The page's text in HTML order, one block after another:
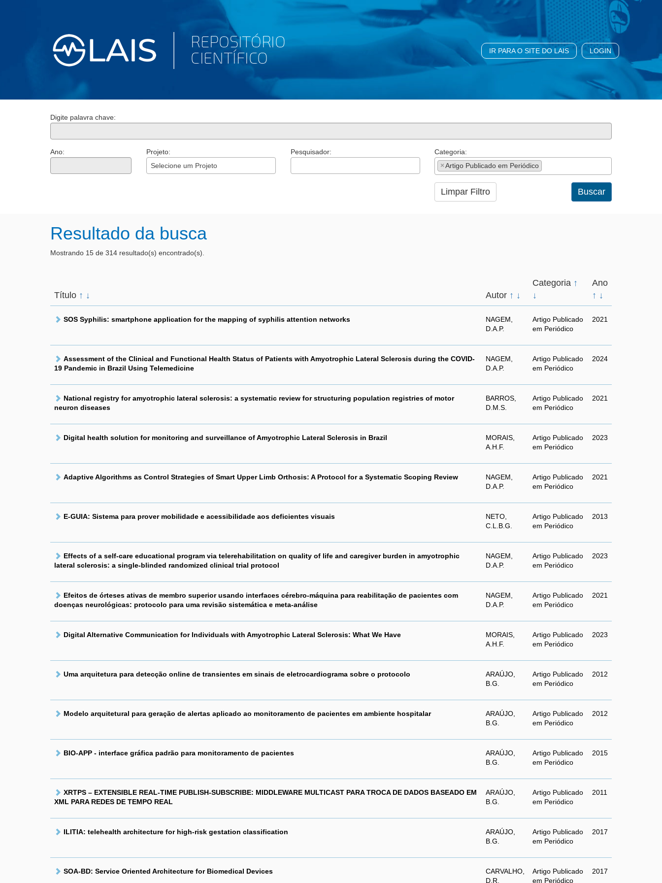
IR PARA O SITE DO LAIS LOGIN
Digite palavra chave:
Ano:
Projeto:
Selecione um Projeto
Pesquisador:
Categoria:
×Artigo Publicado em Periódico
Limpar Filtro Buscar
Resultado da busca
Mostrando 15 de 314 resultado(s) encontrado(s).
Título ↑ ↓ Autor ↑ ↓
Categoria ↑
↓
Ano
↑ ↓
SOS Syphilis: smartphone application for the mapping of syphilis attention networks
NAGEM,
D.A.P.
Artigo Publicado
em Periódico
2021
Assessment of the Clinical and Functional Health Status of Patients with Amyotrophic Lateral Sclerosis during the COVID-
19 Pandemic in Brazil Using Telemedicine
NAGEM,
D.A.P.
Artigo Publicado
em Periódico
2024
National registry for amyotrophic lateral sclerosis: a systematic review for structuring population registries of motor
neuron diseases
BARROS,
D.M.S.
Artigo Publicado
em Periódico
2021
Digital health solution for monitoring and surveillance of Amyotrophic Lateral Sclerosis in Brazil
MORAIS,
A.H.F.
Artigo Publicado
em Periódico
2023
Adaptive Algorithms as Control Strategies of Smart Upper Limb Orthosis: A Protocol for a Systematic Scoping Review
NAGEM,
D.A.P.
Artigo Publicado
em Periódico
2021
E-GUIA: Sistema para prover mobilidade e acessibilidade aos deficientes visuais
NETO,
C.L.B.G.
Artigo Publicado
em Periódico
2013
Effects of a self-care educational program via telerehabilitation on quality of life and caregiver burden in amyotrophic
lateral sclerosis: a single-blinded randomized clinical trial protocol
NAGEM,
D.A.P.
Artigo Publicado
em Periódico
2023
Efeitos de órteses ativas de membro superior usando interfaces cérebro-máquina para reabilitação de pacientes com
doenças neurológicas: protocolo para uma revisão sistemática e meta-análise
NAGEM,
D.A.P.
Artigo Publicado
em Periódico
2021
Digital Alternative Communication for Individuals with Amyotrophic Lateral Sclerosis: What We Have
MORAIS,
A.H.F.
Artigo Publicado
em Periódico
2023
Uma arquitetura para detecção online de transientes em sinais de eletrocardiograma sobre o protocolo
ARAÚJO,
B.G.
Artigo Publicado
em Periódico
2012
Modelo arquitetural para geração de alertas aplicado ao monitoramento de pacientes em ambiente hospitalar
ARAÚJO,
B.G.
Artigo Publicado
em Periódico
2012
BIO-APP - interface gráfica padrão para monitoramento de pacientes
ARAÚJO,
B.G.
Artigo Publicado
em Periódico
2015
XRTPS – EXTENSIBLE REAL-TIME PUBLISH-SUBSCRIBE: MIDDLEWARE MULTICAST PARA TROCA DE DADOS BASEADO EM
XML PARA REDES DE TEMPO REAL
ARAÚJO,
B.G.
Artigo Publicado
em Periódico
2011
ILITIA: telehealth architecture for high-risk gestation classification
ARAÚJO,
B.G.
Artigo Publicado
em Periódico
2017
SOA-BD: Service Oriented Architecture for Biomedical Devices
CARVALHO,
D.R.
Artigo Publicado
em Periódico
2017